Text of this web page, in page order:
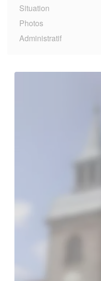
Situation
Photos
Administratif